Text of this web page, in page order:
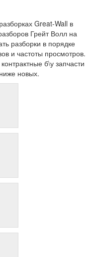
Great-Wall в
Грейт Волл на
разборки в порядке
и частоты просмотров.
б\у запчасти
новых.